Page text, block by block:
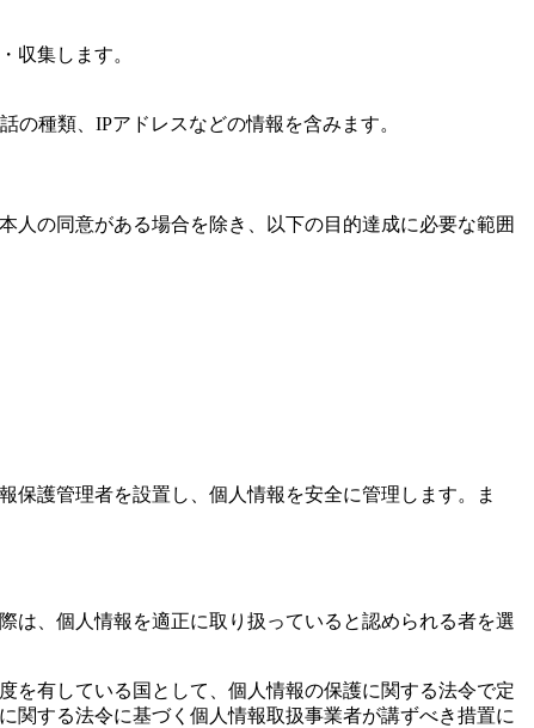
収集します。
種類、IPアドレスなどの情報を含みます。
人の同意がある場合を除き、以下の目的達成に必要な範囲
保護管理者を設置し、個人情報を安全に管理します。ま
は、個人情報を適正に取り扱っていると認められる者を選
を有している国として、個人情報の保護に関する法令で定
関する法令に基づく個人情報取扱事業者が講ずべき措置に